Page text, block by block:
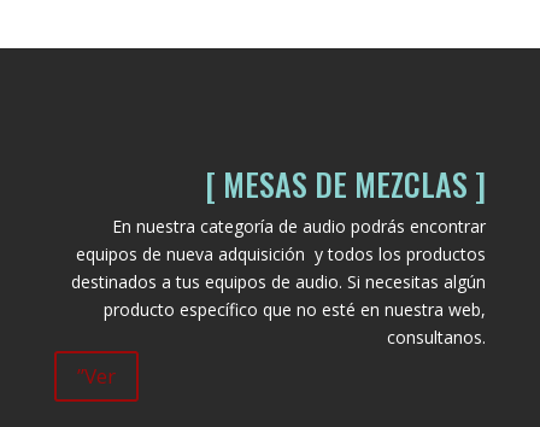
[ MESAS DE MEZCLAS ]
En nuestra categoría de audio podrás encontrar
equipos de nueva adquisición y todos los productos
destinados a tus equipos de audio. Si necesitas algún
producto específico que no esté en nuestra web,
consultanos.
”Ver